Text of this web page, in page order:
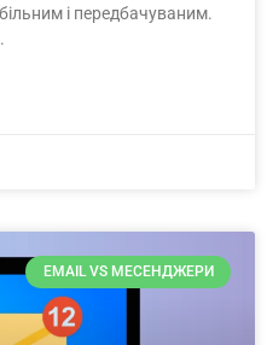
і передбачуваним.
EMAIL VS МЕСЕНДЖЕРИ